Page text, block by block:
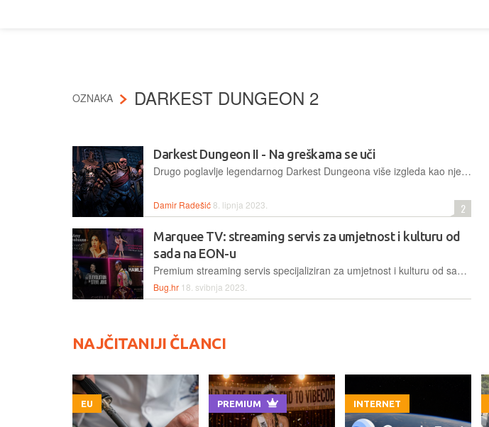
OZNAKA DARKEST DUNGEON 2
Darkest Dungeon II - Na greškama se uči
Drugo poglavlje legendarnog Darkest Dungeona više izgleda kao njegova nadograđena inačica nego kao punokrvni nasljednik, što ga ni u kojem slučaju ne čini manje vrijednim
Damir Radešić8. lipnja 2023. 2
Marquee TV: streaming servis za umjetnost i kulturu od
sada na EON-u
Premium streaming servis specijaliziran za umjetnost i kulturu od sada se može gledati u EON Video klubu, u sklopu Telemachove televizijske usluge
Bug.hr 18. svibnja 2023.
NAJČITANIJI ČLANCI
EU PREMIUM INTERNET